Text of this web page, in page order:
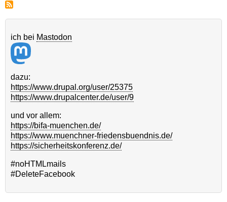
ich bei Mastodon
dazu:
https://www.drupal.org/user/25375
https://www.drupalcenter.de/user/9
und vor allem:
https://bifa-muenchen.de/
https://www.muenchner-friedensbuendnis.de/
https://sicherheitskonferenz.de/
#noHTMLmails
#DeleteFacebook